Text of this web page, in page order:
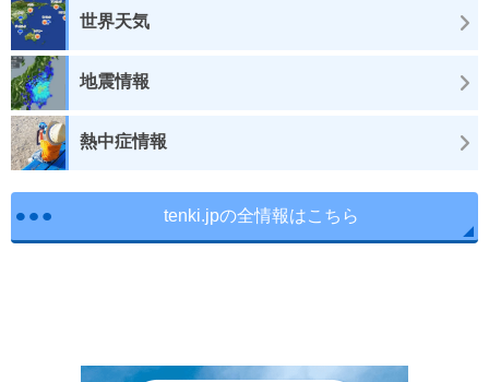
世界天気
地震情報
熱中症情報
tenki.jpの全情報はこちら